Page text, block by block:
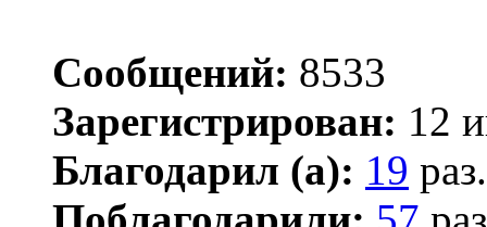
Сообщений: 8533
Зарегистрирован: 12
Благодарил (а): 19 раз.